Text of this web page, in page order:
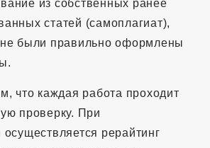
из собственных ранее
статей (самоплагиат),
были правильно оформлены
что каждая работа проходит
проверку. При
рерайтинг